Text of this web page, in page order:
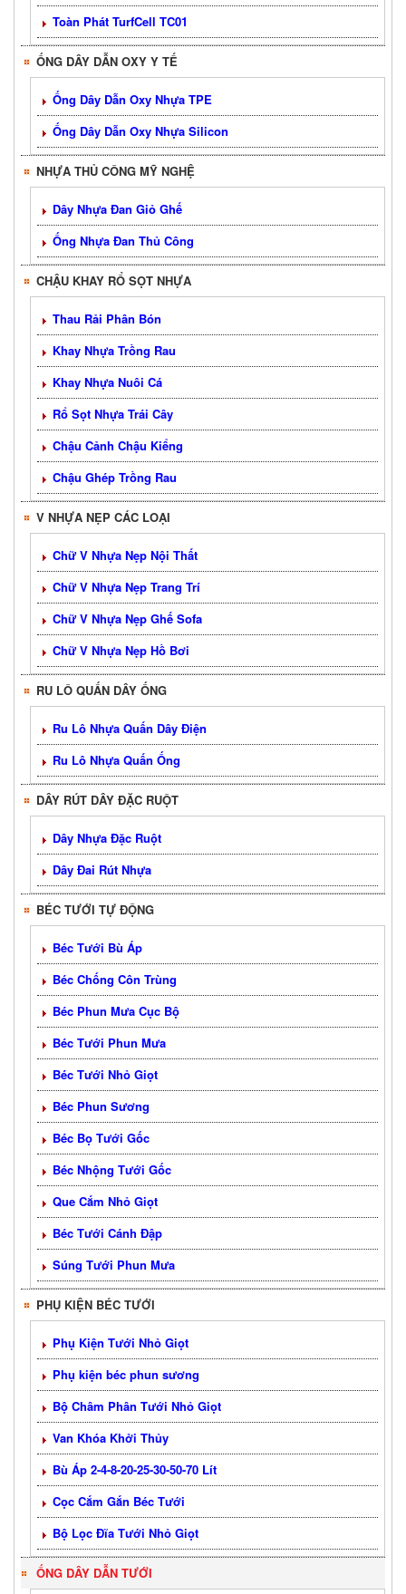
Toàn Phát TurfCell TC01
ỐNG DÂY DẪN OXY Y TẾ
Ống Dây Dẫn Oxy Nhựa TPE
Ống Dây Dẫn Oxy Nhựa Silicon
NHỰA THỦ CÔNG MỸ NGHỆ
Dây Nhựa Đan Giỏ Ghế
Ống Nhựa Đan Thủ Công
CHẬU KHAY RỔ SỌT NHỰA
Thau Rải Phân Bón
Khay Nhựa Trồng Rau
Khay Nhựa Nuôi Cá
Rổ Sọt Nhựa Trái Cây
Chậu Cảnh Chậu Kiểng
Chậu Ghép Trồng Rau
V NHỰA NẸP CÁC LOẠI
Chữ V Nhựa Nẹp Nội Thất
Chữ V Nhựa Nẹp Trang Trí
Chữ V Nhựa Nẹp Ghế Sofa
Chữ V Nhựa Nẹp Hồ Bơi
RU LÔ QUẤN DÂY ỐNG
Ru Lô Nhựa Quấn Dây Điện
Ru Lô Nhựa Quấn Ống
DÂY RÚT DÂY ĐẶC RUỘT
Dây Nhựa Đặc Ruột
Dây Đai Rút Nhựa
BÉC TƯỚI TỰ ĐỘNG
Béc Tưới Bù Áp
Béc Chống Côn Trùng
Béc Phun Mưa Cục Bộ
Béc Tưới Phun Mưa
Béc Tưới Nhỏ Giọt
Béc Phun Sương
Béc Bọ Tưới Gốc
Béc Nhộng Tưới Gốc
Que Cắm Nhỏ Giọt
Béc Tưới Cánh Đập
Súng Tưới Phun Mưa
PHỤ KIỆN BÉC TƯỚI
Phụ Kiện Tưới Nhỏ Giọt
Phụ kiện béc phun sương
Bộ Châm Phân Tưới Nhỏ Giọt
Van Khóa Khởi Thủy
Bù Áp 2-4-8-20-25-30-50-70 Lít
Cọc Cắm Gắn Béc Tưới
Bộ Lọc Đĩa Tưới Nhỏ Giọt
ỐNG DÂY DẪN TƯỚI